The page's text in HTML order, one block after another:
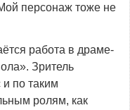
персонаж тоже не
работа в драме-
Зритель
по таким
ролям, как